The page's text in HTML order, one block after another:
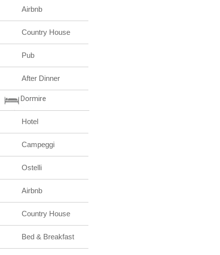
Airbnb
Country House
Pub
After Dinner
Dormire
Hotel
Campeggi
Ostelli
Airbnb
Country House
Bed & Breakfast